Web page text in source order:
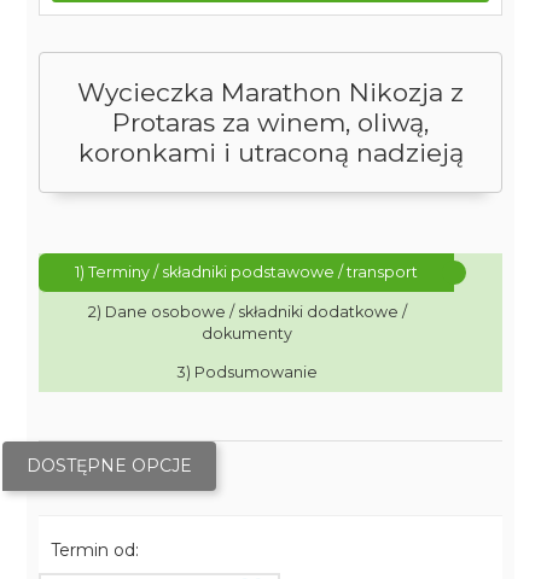
Wycieczka Marathon Nikozja z
Protaras za winem, oliwą,
koronkami i utraconą nadzieją
1) Terminy / składniki podstawowe / transport
2) Dane osobowe / składniki dodatkowe /
dokumenty
3) Podsumowanie
DOSTĘPNE OPCJE
Termin od: